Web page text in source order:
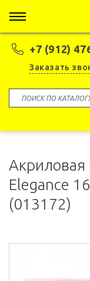
+7 (912)
Заказать
Акриловая
Elegance
(013172)